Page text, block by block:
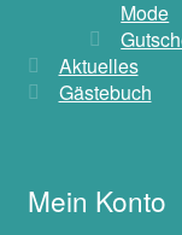
Mode
Aktuelles
Gästebuch
Mein Konto